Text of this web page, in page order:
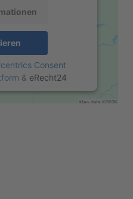
Consent
& eRecht24